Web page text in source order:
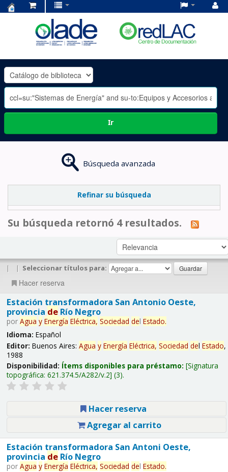
OLADE
-
Ir
Búsqueda avanzada
Refinar su búsqueda
Su búsqueda retornó 4 resultados.
| | Seleccionar títulos para:
Hacer reserva
Estación transformadora San Antonio Oeste,
provincia deRío Negro
por Agua y Energía Eléctrica, Sociedad del Estado.
Idioma: Español
Editor: Buenos Aires: Agua y Energía Eléctrica, Sociedad del Estado,
1988
Disponibilidad: Ítems disponibles para préstamo: Signatura
topográfica: 621.374.5/A282/v.2 (3).
Hacer reserva
Agregar al carrito
Estación transformadora San Antoni Oeste,
provincia deRío Negro
por Agua y Energía Eléctrica, Sociedad del Estado.